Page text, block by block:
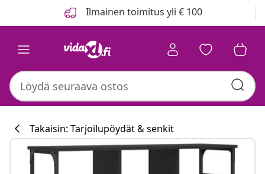
Ilmainen toimitus yli € 100
Takaisin: Tarjoilupöydät & senkit